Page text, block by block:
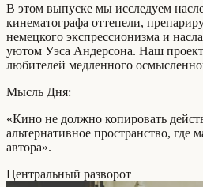
В этом выпуске мы исследуем
кинематографа оттепели,
немецкого экспрессионизма и
уютом Уэса Андерсона. Наш
любителей медленного
Мысль Дня:
«Кино не должно копировать
альтернативное пространство, где
автора».
Центральный разворот